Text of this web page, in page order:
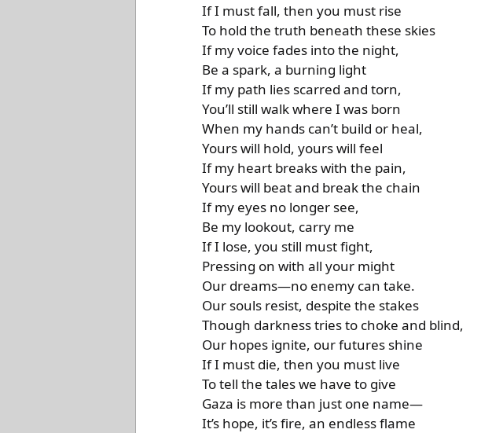
If I must fall, then you must rise
To hold the truth beneath these skies
If my voice fades into the night,
Be a spark, a burning light
If my path lies scarred and torn,
You’ll still walk where I was born
When my hands can’t build or heal,
Yours will hold, yours will feel
If my heart breaks with the pain,
Yours will beat and break the chain
If my eyes no longer see,
Be my lookout, carry me
If I lose, you still must fight,
Pressing on with all your might
Our dreams—no enemy can take.
Our souls resist, despite the stakes
Though darkness tries to choke and blind,
Our hopes ignite, our futures shine
If I must die, then you must live
To tell the tales we have to give
Gaza is more than just one name—
It’s hope, it’s fire, an endless flame